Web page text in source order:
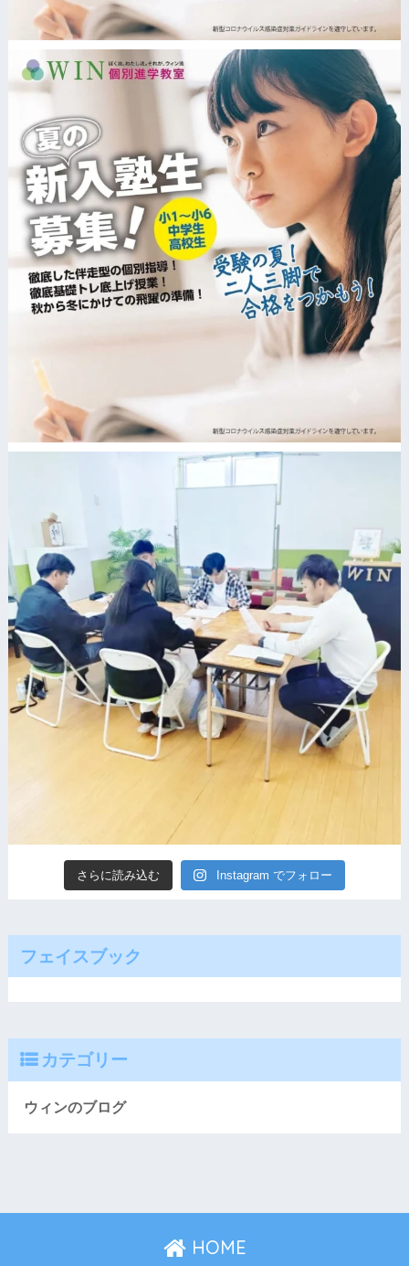
さらに読み込む Instagram でフォロー
フェイスブック
カテゴリー
ウィンのブログ
HOME